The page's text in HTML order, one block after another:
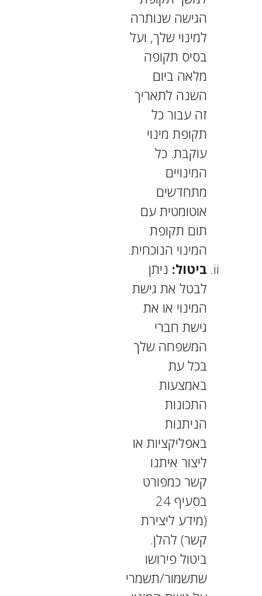
הגישה שנותרה
למינוי שלך, ועל
בסיס תקופה
מלאה ביום
השנה לתאריך
זה עבור כל
תקופת מינוי
עוקבת. כל
המינויים
מתחדשים
אוטומטית עם
תום תקופת
המינוי הנוכחית.
ביטול: ניתן
לבטל את גישת
המינוי או את
גישת חברי
המשפחה שלך
בכל עת
באמצעות
התכונות
הניתנות
באפליקציות או
ליצור איתנו
קשר כמפורט
בסעיף 24
(מידע ליצירת
קשר) להלן.
ביטול פירושו
שתשמור/תשמרי